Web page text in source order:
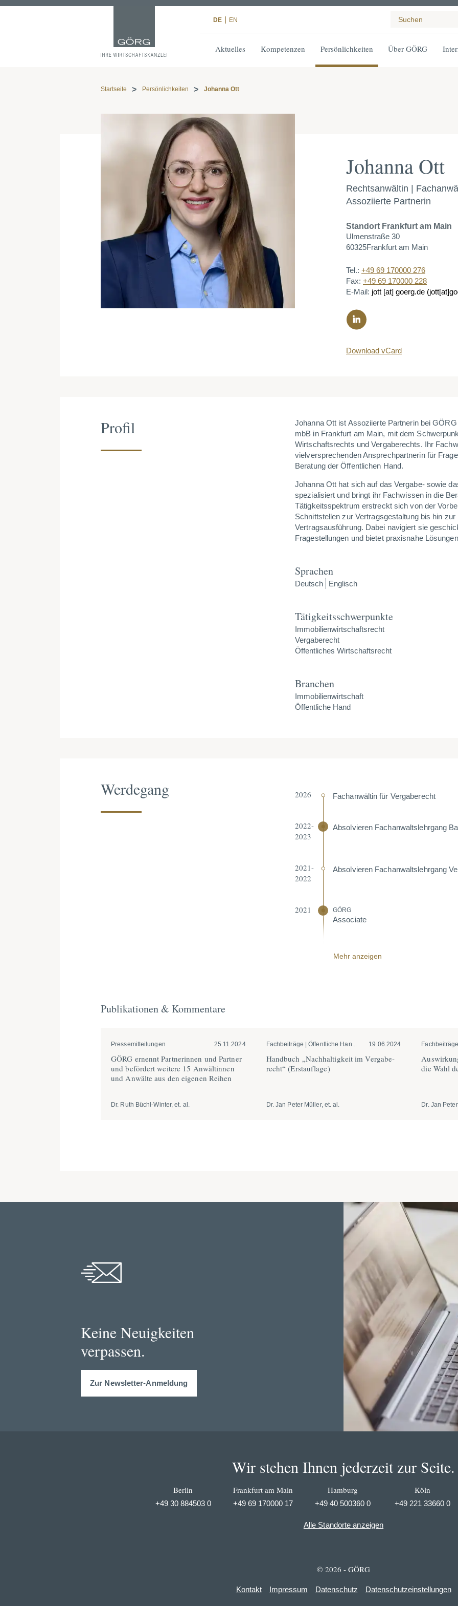
DE EN
Aktuelles Kompetenzen Persönlichkeiten Über GÖRG
Startseite Persönlichkeiten Johanna Ott
Johanna Ott
Rechtsanwältin |
Assoziierte Partnerin
Standort Frankfurt am Main
Ulmenstraße 30
60325Frankfurt am Main
Tel.: +49 69 170000 276
Fax: +49 69 170000 228
E-Mail: jott [at] goerg.de
Download vCard
Profil
Johanna Ott ist Assoziierte Partnerin bei
mbB in Frankfurt am Main, mit dem
Wirtschaftsrechts und Vergaberechts. Ihr
vielversprechenden Ansprechpartnerin für
Beratung der Öffentlichen Hand.
Johanna Ott hat sich auf das Vergabe- sowie
spezialisiert und bringt ihr Fachwissen in die
Tätigkeitsspektrum erstreckt sich von der
Schnittstellen zur Vertragsgestaltung bis hin
Vertragsausführung. Dabei navigiert sie
Fragestellungen und bietet praxisnahe
Sprachen
Deutsch Englisch
Tätigkeitsschwerpunkte
Immobilienwirtschaftsrecht
Vergaberecht
Öffentliches Wirtschaftsrecht
Branchen
Immobilienwirtschaft
Öffentliche Hand
Werdegang 2026 Fachan­wältin für Verga­be­recht
2022-
2023
Absol­vieren Fachan­walts­lehrgang
2021-
2022
Absol­vieren Fachan­walts­lehrgang
2021 GÖRG
Associate
Mehr anzeigen
Publikationen & Kommentare
Pressemitteilungen 25.11.2024
GÖRG ernennt Partne­rinnen und Partner
und befördert weitere 15 Anwäl­tinnen
und Anwälte aus den eigenen Reihen
Dr. Ruth Büchl-Winter, et. al.
Fachbeiträge | Öffentliche Han... 19.06.2024
Handbuch „Nachhal­tigkeit im Verga­be­
recht“ (Erstauflage)
Dr. Jan Peter Müller, et. al.
die Wahl
Dr. Jan
Keine Neuigkeiten
verpassen.
Zur Newsletter-Anmeldung
Wir stehen Ihnen jederzeit zur Seite.
Berlin
+49 30 884503 0
Frankfurt am Main
+49 69 170000 17
Hamburg
+49 40 500360 0
Köln
+49 221 33660 0
Alle Standorte anzeigen
© 2026 - GÖRG
Kontakt Impressum Datenschutz Datenschutzeinstellungen